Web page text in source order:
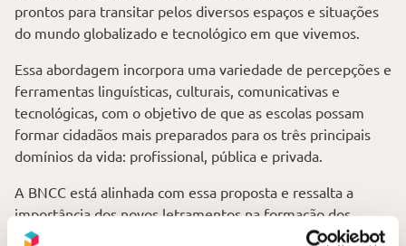
prontos para transitar pelos diversos espaços e situações
do mundo globalizado e tecnológico em que vivemos.
Essa abordagem incorpora uma variedade de percepções e
ferramentas linguísticas, culturais, comunicativas e
tecnológicas, com o objetivo de que as escolas possam
formar cidadãos mais preparados para os três principais
domínios da vida: profissional, pública e privada.
A BNCC está alinhada com essa proposta e ressalta a
importância dos novos letramentos na formação dos
estudantes ao longo da educação básica. Isso é enfatizado